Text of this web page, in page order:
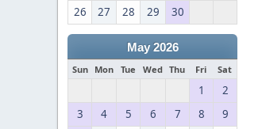
26
27 28 29 30
May 2026
Sun Mon Tue Wed Thu Fri Sat
1
2
3
4 5 6 7 8
9